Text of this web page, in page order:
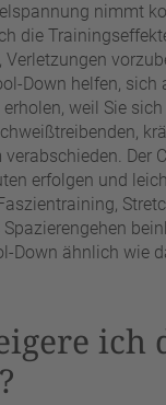
nimmt
die
Down helfen, sich
weil Sie
Der
erfolgen und
Down ähnlich wie
ich